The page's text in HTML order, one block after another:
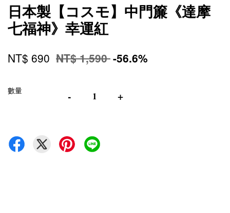
日本製【コスモ】中門簾《達摩
七福神》幸運紅
NT$ 690 NT$ 1,590-56.6%
數量 - +